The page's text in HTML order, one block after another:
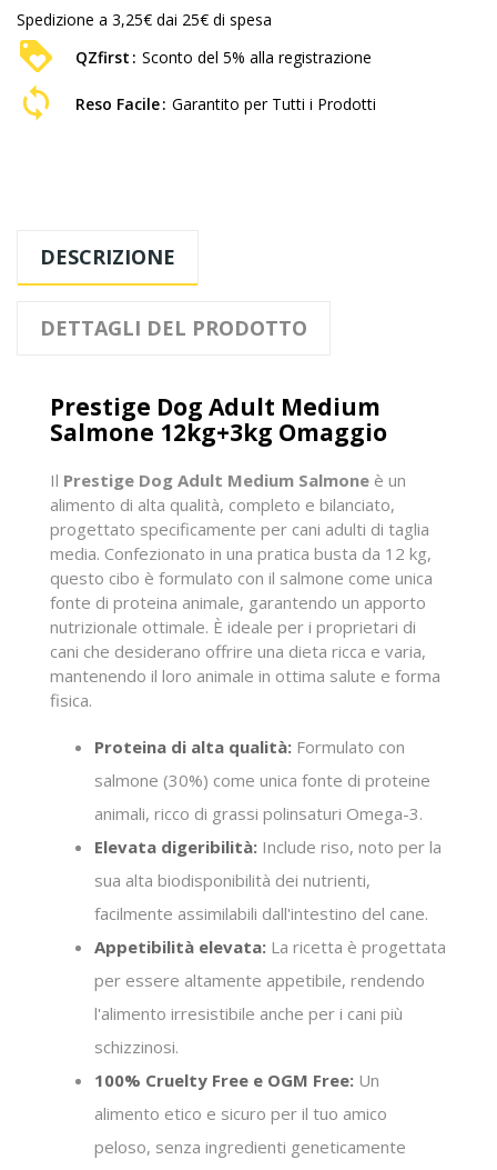
Spedizione a 3,25€ dai 25€ di spesa
QZfirst
Sconto del 5% alla registrazione
Reso Facile Garantito per Tutti i Prodotti
DESCRIZIONE
DETTAGLI DEL PRODOTTO
Prestige Dog Adult Medium
Salmone 12kg+3kg Omaggio
Il Prestige Dog Adult Medium Salmone è un
alimento di alta qualità, completo e bilanciato,
progettato specificamente per cani adulti di taglia
media. Confezionato in una pratica busta da 12 kg,
questo cibo è formulato con il salmone come unica
fonte di proteina animale, garantendo un apporto
nutrizionale ottimale. È ideale per i proprietari di
cani che desiderano offrire una dieta ricca e varia,
mantenendo il loro animale in ottima salute e forma
fisica.
Proteina di alta qualità: Formulato con
salmone (30%) come unica fonte di proteine
animali, ricco di grassi polinsaturi Omega-3.
Elevata digeribilità: Include riso, noto per la
sua alta biodisponibilità dei nutrienti,
facilmente assimilabili dall'intestino del cane.
Appetibilità elevata: La ricetta è progettata
per essere altamente appetibile, rendendo
l'alimento irresistibile anche per i cani più
schizzinosi.
100% Cruelty Free e OGM Free: Un
alimento etico e sicuro per il tuo amico
peloso, senza ingredienti geneticamente